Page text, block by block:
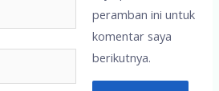
peramban ini untuk
komentar saya
berikutnya.